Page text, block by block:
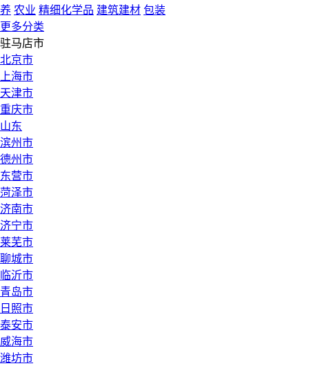
养 农业 精细化学品 建筑建材 包装
更多分类
驻马店市
北京市
上海市
天津市
重庆市
山东
滨州市
德州市
东营市
菏泽市
济南市
济宁市
莱芜市
聊城市
临沂市
青岛市
日照市
泰安市
威海市
潍坊市